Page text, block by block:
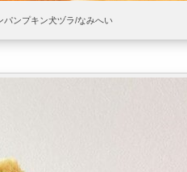
パンプキン犬ヅラ/なみへい